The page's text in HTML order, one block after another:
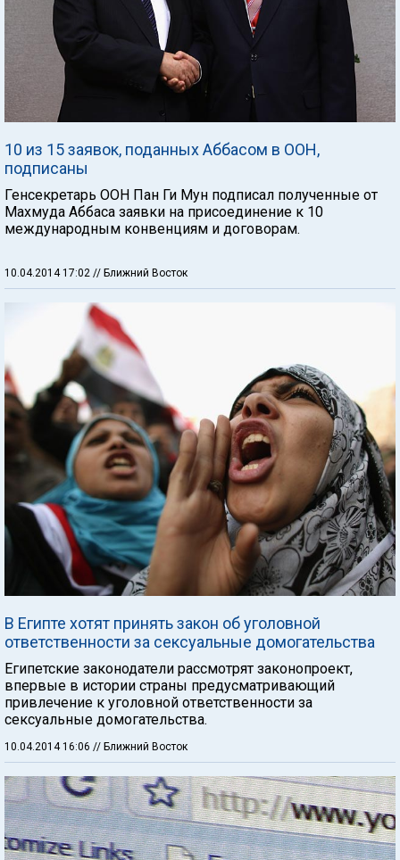
10 из 15 заявок, поданных Аббасом в ООН,
подписаны
Генсекретарь ООН Пан Ги Мун подписал полученные от
Махмуда Аббаса заявки на присоединение к 10
международным конвенциям и договорам.
10.04.2014 17:02 // Ближний Восток
В Египте хотят принять закон об уголовной
ответственности за сексуальные домогательства
Египетские законодатели рассмотрят законопроект,
впервые в истории страны предусматривающий
привлечение к уголовной ответственности за
сексуальные домогательства.
10.04.2014 16:06 // Ближний Восток